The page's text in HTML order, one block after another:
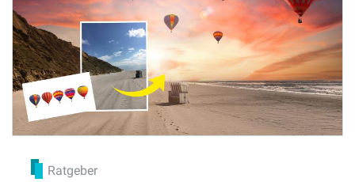
Ratgeber